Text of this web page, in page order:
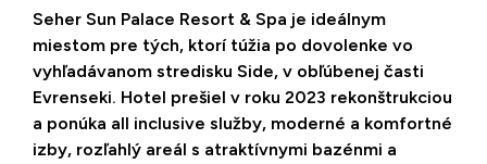
Seher Sun Palace Resort & Spa je ideálnym
miestom pre tých, ktorí túžia po dovolenke vo
vyhľadávanom stredisku Side, v obľúbenej časti
Evrenseki. Hotel prešiel v roku 2023 rekonštrukciou
a ponúka all inclusive služby, moderné a komfortné
izby, rozľahlý areál s atraktívnymi bazénmi a